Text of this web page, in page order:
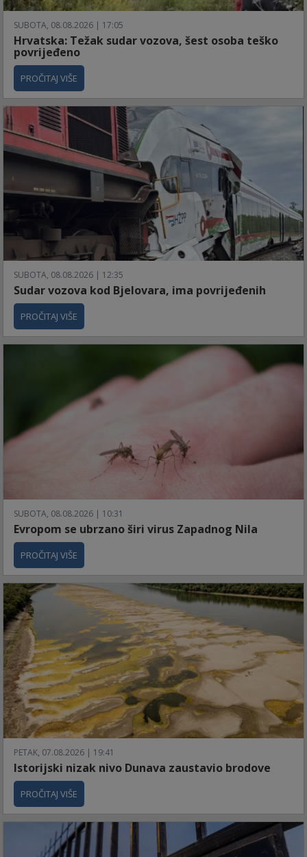
SUBOTA, 08.08.2026 | 17:05
Hrvatska: Težak sudar vozova, šest osoba teško
povrijeđeno
PROČITAJ VIŠE
SUBOTA, 08.08.2026 | 12:35
Sudar vozova kod Bjelovara, ima povrijeđenih
PROČITAJ VIŠE
SUBOTA, 08.08.2026 | 10:31
Evropom se ubrzano širi virus Zapadnog Nila
PROČITAJ VIŠE
PETAK, 07.08.2026 | 19:41
Istorijski nizak nivo Dunava zaustavio brodove
PROČITAJ VIŠE